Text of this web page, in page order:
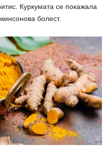
Куркумата се покажала
болест.